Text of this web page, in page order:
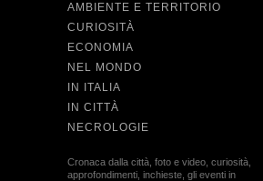
AMBIENTE E TERRITORIO
CURIOSITÀ
ECONOMIA
NEL MONDO
IN ITALIA
IN CITTÀ
NECROLOGIE
Cronaca dalla città, foto e video, curiosità,
approfondimenti, inchieste, gli eventi in